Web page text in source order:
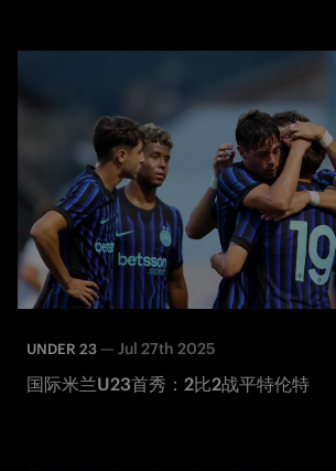
UNDER 23 — Jul 27th 2025
国际米兰U23首秀：2比2战平特伦特